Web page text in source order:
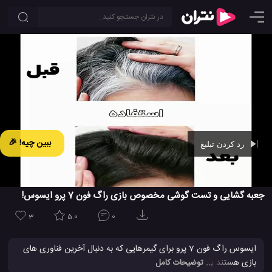
ببین چیه! 🎉
جعبه گشایی و تست گوشی مخصوص بازی راگ فون 7 پرو ایسوس!
3 5.0 0
ایسوس راگ فون 7 پرو برای گیمرهایی که به دنبال آخرین فناوری های
بازی هستند یک گزینه بی نظیر است و ما یک ویدیوی جعبه گشایی و
... توضیحات کامل